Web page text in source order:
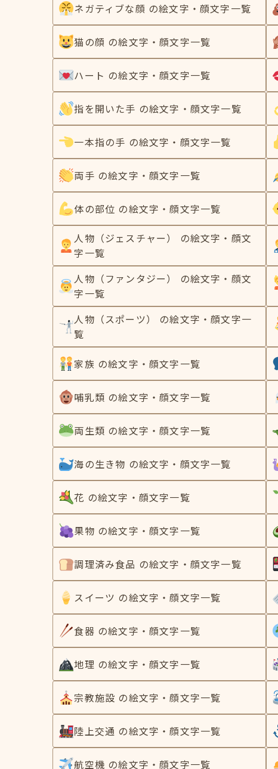
ネガティブな顔 の絵文字・顔文字一覧
猫の顔 の絵文字・顔文字一覧
ハート の絵文字・顔文字一覧
指を開いた手 の絵文字・顔文字一覧
一本指の手 の絵文字・顔文字一覧
両手 の絵文字・顔文字一覧
体の部位 の絵文字・顔文字一覧
人物（ジェスチャー） の絵文字・顔文
字一覧
人物（ファンタジー） の絵文字・顔文
字一覧
人物（スポーツ） の絵文字・顔文字一
覧
家族 の絵文字・顔文字一覧
哺乳類 の絵文字・顔文字一覧
両生類 の絵文字・顔文字一覧
海の生き物 の絵文字・顔文字一覧
花 の絵文字・顔文字一覧
果物 の絵文字・顔文字一覧
調理済み食品 の絵文字・顔文字一覧
スイーツ の絵文字・顔文字一覧
食器 の絵文字・顔文字一覧
地理 の絵文字・顔文字一覧
宗教施設 の絵文字・顔文字一覧
陸上交通 の絵文字・顔文字一覧
航空機 の絵文字・顔文字一覧